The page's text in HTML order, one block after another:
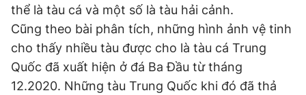
Đọc Thanh Niên trên điện thoại
thể là tàu cá và một số là tàu hải cảnh.
Cũng theo bài phân tích, những hình ảnh vệ tinh
cho thấy nhiều tàu được cho là tàu cá Trung
Quốc đã xuất hiện ở đá Ba Đầu từ tháng
12.2020. Những tàu Trung Quốc khi đó đã thả